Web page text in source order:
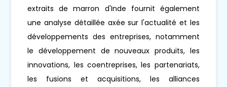
extraits de marron d'Inde fournit également
une analyse détaillée axée sur l'actualité et les
développements des entreprises, notamment
le développement de nouveaux produits, les
innovations, les coentreprises, les partenariats,
les fusions et acquisitions, les alliances